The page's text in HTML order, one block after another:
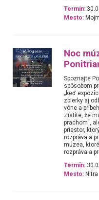
Termín:
Mesto:
Noc
Spoznajte
spôsobom
„keď
zbierky aj
vône a
Zistíte, že
prachom“,
priestor,
rozpráva a
múzea,
rozpráva a
Termín:
Mesto: Nitra